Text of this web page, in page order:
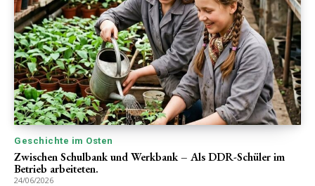
Geschichte im Osten
Zwischen Schulbank und Werkbank – Als DDR-Schüler im
Betrieb arbeiteten.
24/06/2026